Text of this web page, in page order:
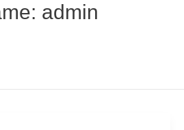
admin